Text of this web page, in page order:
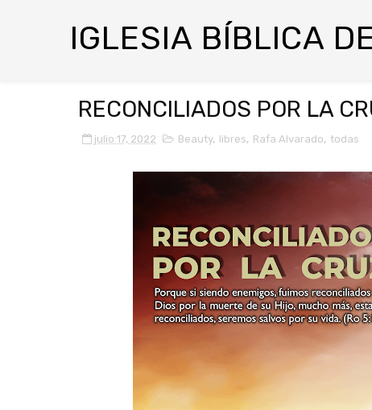
IGLESIA BÍBLICA
RECONCILIADOS POR LA
julio 17, 2022 Beauty, libres, Rafa Alvarado, todas